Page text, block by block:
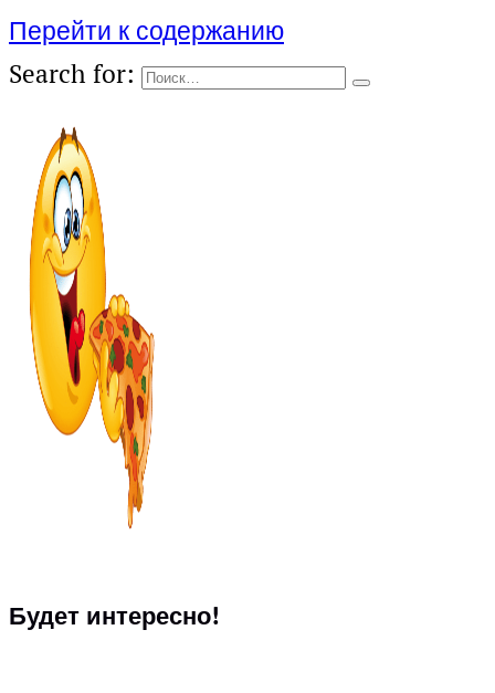
Перейти к содержанию
Search for:
Будет интересно!